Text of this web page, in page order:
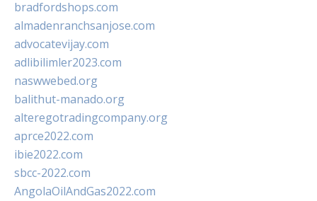
bradfordshops.com
almadenranchsanjose.com
advocatevijay.com
adlibilimler2023.com
naswwebed.org
balithut-manado.org
alteregotradingcompany.org
aprce2022.com
ibie2022.com
sbcc-2022.com
AngolaOilAndGas2022.com